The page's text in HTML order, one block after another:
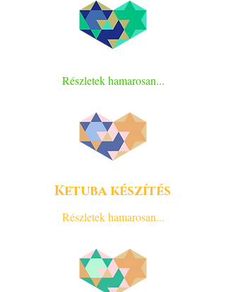
Részletek hamarosan...
Ketuba készítés
Részletek hamarosan...